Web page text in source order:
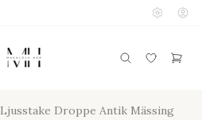
Ljusstake Droppe Antik Mässing